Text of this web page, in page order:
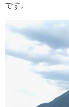
です。